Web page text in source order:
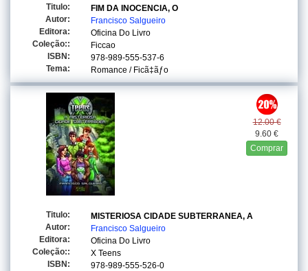
Titulo:
FIM DA INOCENCIA, O
Autor:
Francisco Salgueiro
Editora:
Oficina Do Livro
Coleção::
Ficcao
ISBN:
978-989-555-537-6
Tema:
Romance / Ficã‡ãƒo
12.00 €
9.60 €
Comprar
Titulo:
MISTERIOSA CIDADE SUBTERRANEA, A
Autor:
Francisco Salgueiro
Editora:
Oficina Do Livro
Coleção::
X Teens
ISBN:
978-989-555-526-0